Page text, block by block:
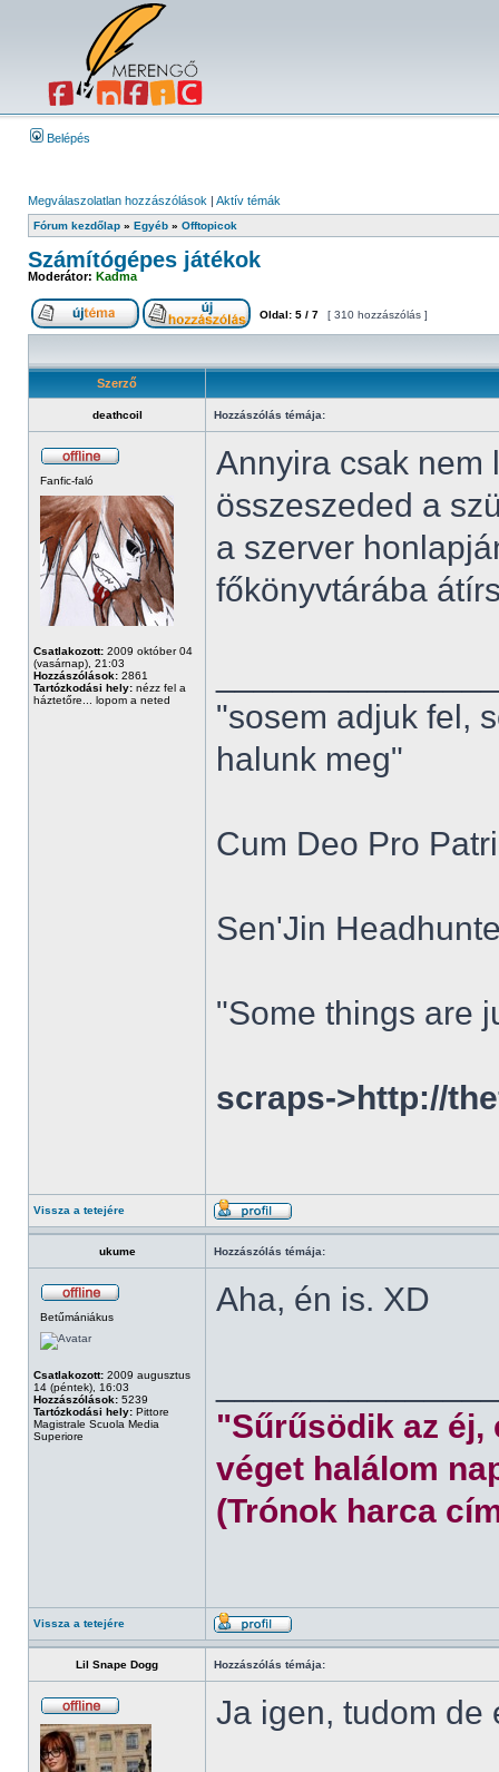
Belépés
Megválaszolatlan hozzászólások | Aktív témák
Fórum kezdőlap » Egyéb » Offtopicok
Számítógépes játékok
Moderátor: Kadma
Oldal: 5 / 7 [ 310 hozzászólás ]
Szerző
deathcoil Hozzászólás témája:
Fanfic-faló
Csatlakozott: 2009 október 04
(vasárnap), 21:03
Hozzászólások: 2861
Tartózkodási hely: nézz fel a
háztetőre... lopom a neted
Annyira csak nem
összeszeded a
a szerver
főkönyvtárába
"sosem adjuk fel,
halunk meg"
Cum Deo Pro
Sen'Jin
"Some things are
scraps->http://
Vissza a tetejére
ukume Hozzászólás témája:
Betűmániákus
Csatlakozott: 2009 augusztus
14 (péntek), 16:03
Hozzászólások: 5239
Tartózkodási hely: Pittore
Magistrale Scuola Media
Superiore
Aha, én is. XD
"Sűrűsödik az éj,
véget halálom
(Trónok harca
Vissza a tetejére
Lil Snape Dogg Hozzászólás témája:
Ja igen, tudom de